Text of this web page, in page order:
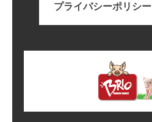
プライバシーポリシー